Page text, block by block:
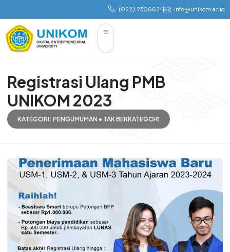
(022) 2506634 info@unikom.ac.id
Registrasi Ulang PMB
UNIKOM 2023
KATEGORI: PENGUMUMAN • TAK BERKATEGORI